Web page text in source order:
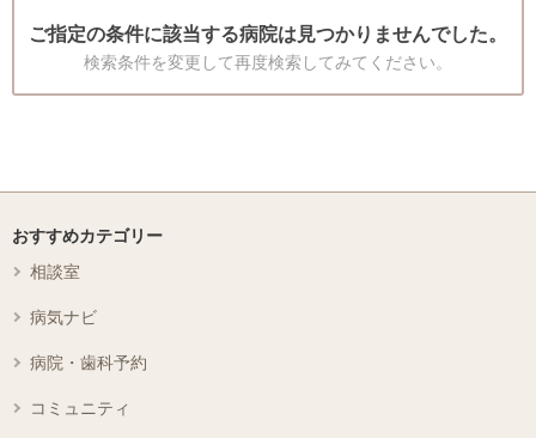
ご指定の条件に該当する病院は見つかりませんでした。
検索条件を変更して再度検索してみてください。
おすすめカテゴリー
相談室
病気ナビ
病院・歯科予約
コミュニティ